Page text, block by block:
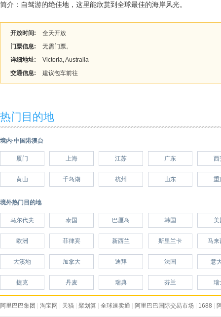
简介：自驾游的绝佳地，这里能欣赏到全球最佳的海岸风光。
开放时间:
全天开放
门票信息:
无需门票。
详细地址:
Victoria, Australia
交通信息:
建议包车前往
热门目的地
境内·中国港澳台
厦门 上海 江苏 广东 西
黄山 千岛湖 杭州 山东 重
境外热门目的地
马尔代夫 泰国 巴厘岛 韩国 美
欧洲 菲律宾 新西兰 斯里兰卡 马来
大溪地 加拿大 迪拜 法国 意
捷克 丹麦 瑞典 芬兰 瑞
阿里巴巴集团 淘宝网 天猫 聚划算 全球速卖通 阿里巴巴国际交易市场 1688